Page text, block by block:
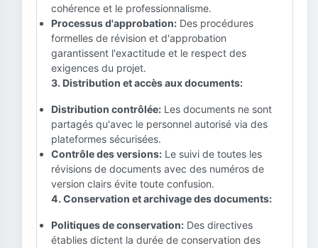
cohérence et le professionnalisme.
Processus d'approbation: Des procédures
formelles de révision et d'approbation
garantissent l'exactitude et le respect des
exigences du projet.
3. Distribution et accès aux documents:
Distribution contrôlée: Les documents ne sont
partagés qu'avec le personnel autorisé via des
plateformes sécurisées.
Contrôle des versions: Le suivi de toutes les
révisions de documents avec des numéros de
version clairs évite toute confusion.
4. Conservation et archivage des documents:
Politiques de conservation: Des directives
établies dictent la durée de conservation des